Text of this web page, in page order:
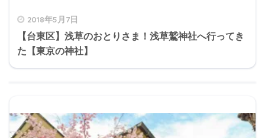
2018年5月7日
【台東区】浅草のおとりさま！浅草鷲神社へ行ってき
た【東京の神社】